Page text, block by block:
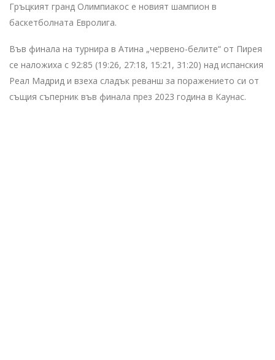
Гръцкият гранд Олимпиакос е новият шампион в
баскетболната Евролига.
Във финала на турнира в Атина „червено-белите“ от Пирея
се наложиха с 92:85 (19:26, 27:18, 15:21, 31:20) над испанския
Реал Мадрид и взеха сладък реванш за поражението си от
същия съперник във финала през 2023 година в Каунас.